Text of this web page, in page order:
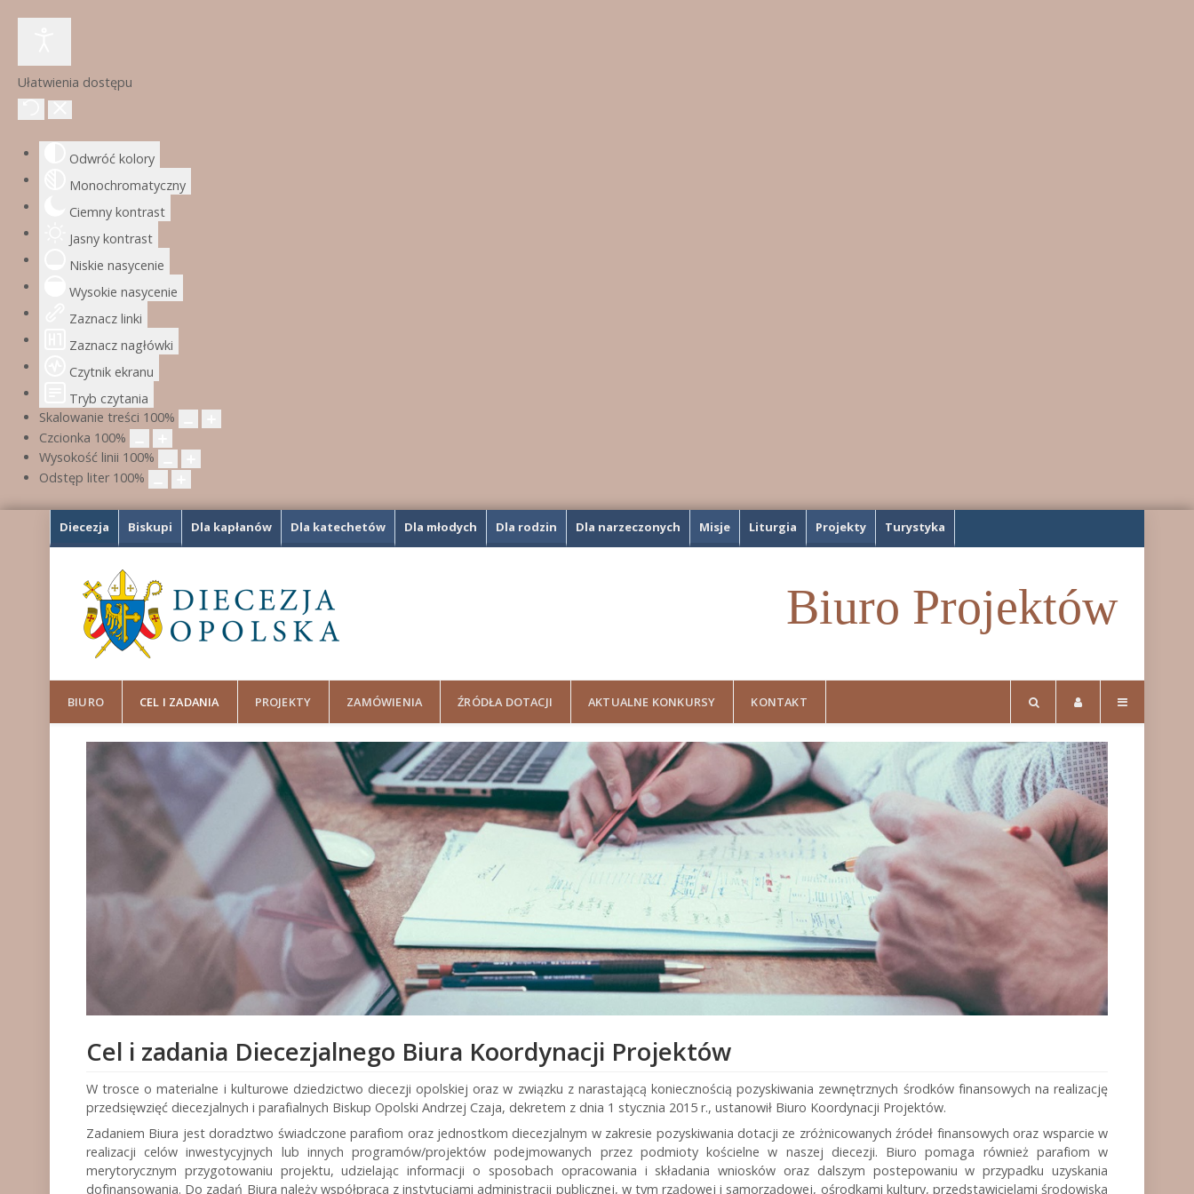
Ułatwienia dostępu
Odwróć kolory
Monochromatyczny
Ciemny kontrast
Jasny kontrast
Niskie nasycenie
Wysokie nasycenie
Zaznacz linki
Zaznacz nagłówki
Czytnik ekranu
Tryb czytania
Skalowanie treści 100%
Czcionka 100%
Wysokość linii 100%
Odstęp liter 100%
Diecezja Biskupi Dla kapłanów Dla katechetów Dla młodych Dla rodzin Dla narzeczonych Misje Liturgia Projekty Turystyka
Biuro Projektów
BIURO CEL I ZADANIA PROJEKTY ZAMÓWIENIA ŹRÓDŁA DOTACJI AKTUALNE KONKURSY KONTAKT
Cel i zadania Diecezjalnego Biura Koordynacji Projektów
W trosce o materialne i kulturowe dziedzictwo diecezji opolskiej oraz w związku z narastającą koniecznością pozyskiwania zewnętrznych środków finansowych na realizację
przedsięwzięć diecezjalnych i parafialnych Biskup Opolski Andrzej Czaja, dekretem z dnia 1 stycznia 2015 r., ustanowił Biuro Koordynacji Projektów.
Zadaniem Biura jest doradztwo świadczone parafiom oraz jednostkom diecezjalnym w zakresie pozyskiwania dotacji ze zróżnicowanych źródeł finansowych oraz wsparcie w
realizacji celów inwestycyjnych lub innych programów/projektów podejmowanych przez podmioty kościelne w naszej diecezji. Biuro pomaga również parafiom w
merytorycznym przygotowaniu projektu, udzielając informacji o sposobach opracowania i składania wniosków oraz dalszym postepowaniu w przypadku uzyskania
dofinansowania. Do zadań Biura należy współpraca z instytucjami administracji publicznej, w tym rządowej i samorządowej, ośrodkami kultury, przedstawicielami środowiska